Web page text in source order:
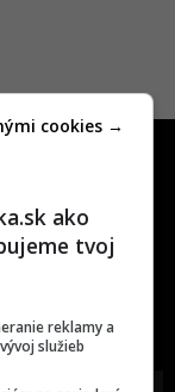
na
ako
tvoj
reklamy a
služieb
cookies →